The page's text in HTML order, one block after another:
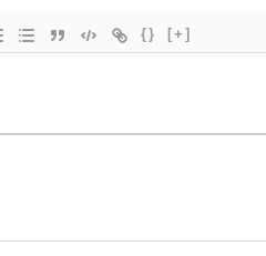
{} [+]